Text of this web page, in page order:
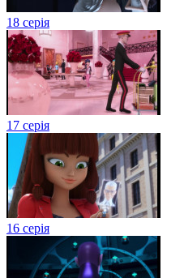
18 серія
17 серія
16 серія